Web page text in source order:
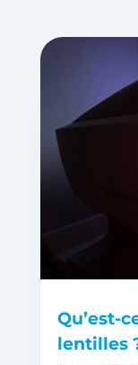
Qu’est-
lentilles